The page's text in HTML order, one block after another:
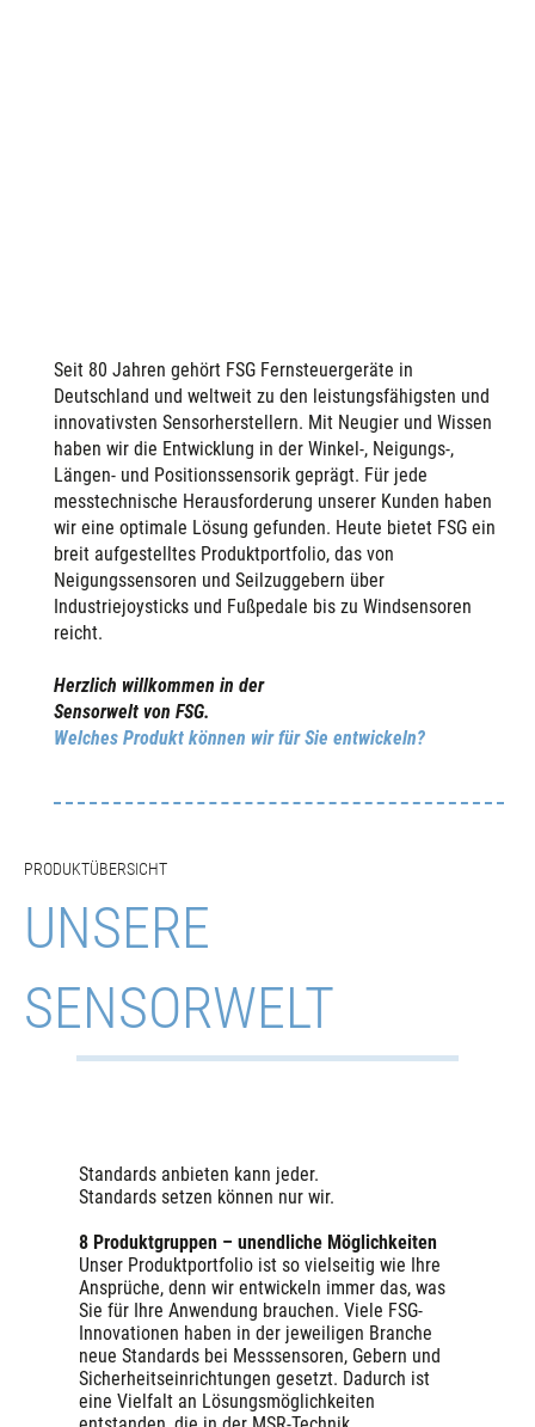
Seit 80 Jahren gehört FSG Fernsteuergeräte in
Deutschland und weltweit zu den leistungsfähigsten und
innovativsten Sensorherstellern. Mit Neugier und Wissen
haben wir die Entwicklung in der Winkel-, Neigungs-,
Längen- und Positionssensorik geprägt. Für jede
messtechnische Herausforderung unserer Kunden haben
wir eine optimale Lösung gefunden. Heute bietet FSG ein
breit aufgestelltes Produktportfolio, das von
Neigungssensoren und Seilzuggebern über
Industriejoysticks und Fußpedale bis zu Windsensoren
reicht.
Herzlich willkommen in der
Sensorwelt von FSG.
Welches Produkt können wir für Sie entwickeln?
Standards anbieten kann jeder.
Standards setzen können nur wir.
8 Produktgruppen – unendliche Möglichkeiten
Unser Produktportfolio ist so vielseitig wie Ihre
Ansprüche, denn wir entwickeln immer das, was
Sie für Ihre Anwendung brauchen. Viele FSG-
Innovationen haben in der jeweiligen Branche
neue Standards bei Messsensoren, Gebern und
Sicherheitseinrichtungen gesetzt. Dadurch ist
eine Vielfalt an Lösungsmöglichkeiten
PRODUKTÜBERSICHT
UNSERE
SENSORWELT